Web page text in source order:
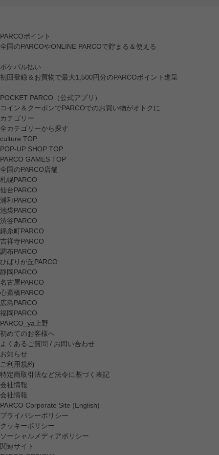
PARCOポイント
全国のPARCOやONLINE PARCOで貯まる＆使える
ポケパル払い
初回登録＆お買物で最大1,500円分のPARCOポイント進呈
POCKET PARCO（公式アプリ）
コイン＆クーポンでPARCOでのお買い物がオトクに
カテゴリー
全カテゴリーから探す
culture TOP
POP-UP SHOP TOP
PARCO GAMES TOP
全国のPARCO店舗
札幌PARCO
仙台PARCO
浦和PARCO
池袋PARCO
渋谷PARCO
錦糸町PARCO
吉祥寺PARCO
調布PARCO
ひばりが丘PARCO
静岡PARCO
名古屋PARCO
心斎橋PARCO
広島PARCO
福岡PARCO
PARCO_ya上野
初めてのお客様へ
よくあるご質問 / お問い合わせ
お知らせ
ご利用規約
特定商取引法など法令に基づく表記
会社情報
会社情報
PARCO Corporate Site (English)
プライバシーポリシー
クッキーポリシー
ソーシャルメディアポリシー
関連サイト